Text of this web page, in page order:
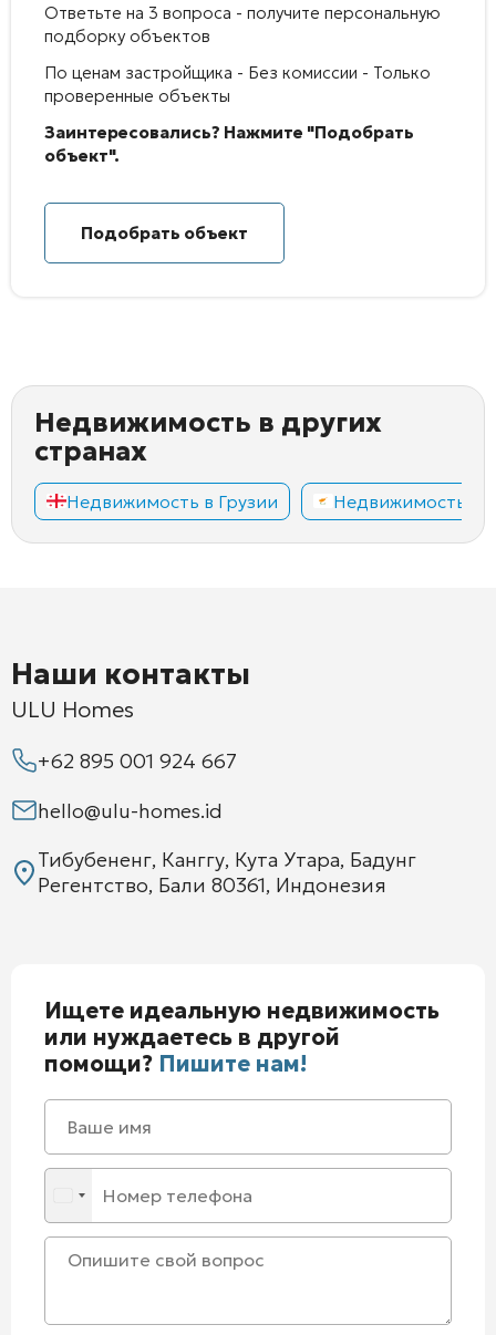
Ответьте на 3 вопроса - получите персональную
подборку объектов
По ценам застройщика - Без комиссии - Только
проверенные объекты
Заинтересовались? Нажмите "Подобрать
объект".
Подобрать объект
Недвижимость в других
странах
Недвижимость в Грузии Недвижимость
Наши контакты
ULU Homes
+62 895 001 924 667
hello@ulu-homes.id
Тибубененг, Канггу, Кута Утара, Бадунг
Регентство, Бали 80361, Индонезия
Ищете идеальную недвижимость
или нуждаетесь в другой
помощи? Пишите нам!